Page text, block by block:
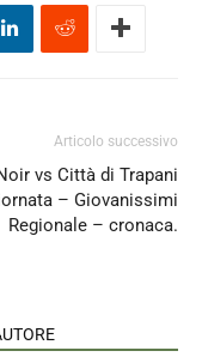
Articolo successivo
vs Città di Trapani
– Giovanissimi
Regionale – cronaca.